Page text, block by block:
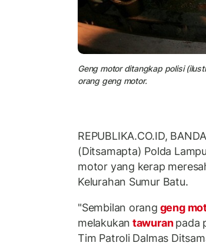
Geng motor ditangkap polisi
orang geng motor.
REPUBLIKA.CO.ID,
(Ditsamapta) Polda
motor yang kerap
Kelurahan Sumur Batu.
"Sembilan orang geng
melakukan tawuranpada
Tim Patroli Dalmas